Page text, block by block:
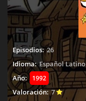
Episodios: 26
Idioma: Español Latino
Año:
1992
Valoración: 7